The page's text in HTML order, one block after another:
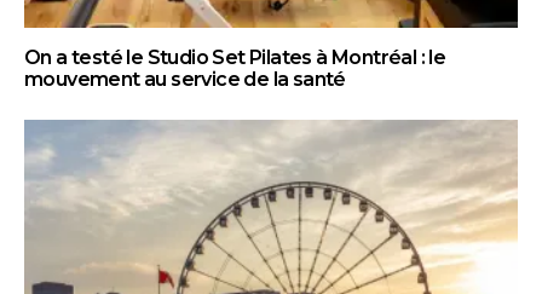
On a testé le Studio Set Pilates à Montréal : le
mouvement au service de la santé